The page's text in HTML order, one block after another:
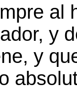
al
y
y